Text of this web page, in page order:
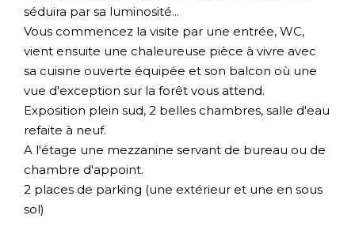
séduira par sa luminosité...
Vous commencez la visite par une entrée, WC,
vient ensuite une chaleureuse pièce à vivre avec
sa cuisine ouverte équipée et son balcon où une
vue d'exception sur la forêt vous attend.
Exposition plein sud, 2 belles chambres, salle d'eau
refaite à neuf.
A l'étage une mezzanine servant de bureau ou de
chambre d'appoint.
2 places de parking (une extérieur et une en sous
sol)